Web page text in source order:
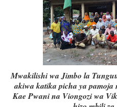
Mwakilishi wa Jimbo la
akiwa katika picha ya
Kae Pwani na Viongozi wa